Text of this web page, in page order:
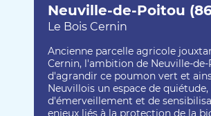
Neuville-de-Poitou
Le Bois Cernin
Ancienne parcelle agricole
Cernin, l'ambition de Neuville-
d'agrandir ce poumon vert et
Neuvillois un espace de quiétude,
d'émerveillement et de
enjeux liés à la protection de la